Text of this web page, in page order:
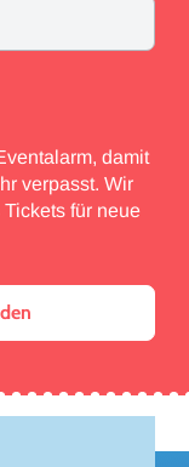
damit
verpasst. Wir
für neue